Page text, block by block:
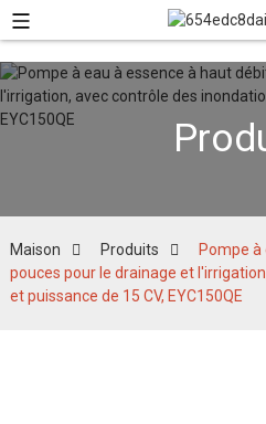
Maison Produits
Pompe à
pouces pour le drainage et
et puissance de 15 CV, EYC150QE